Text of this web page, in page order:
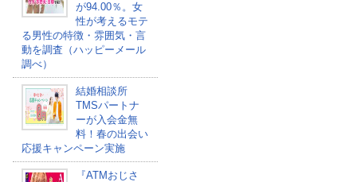
が94.00％。女
性が考えるモテ
る男性の特徴・雰囲気・言
動を調査（ハッピーメール
調べ）
結婚相談所
TMSパートナ
ーが入会金無
料！春の出会い
応援キャンペーン実施
『ATMおじさ